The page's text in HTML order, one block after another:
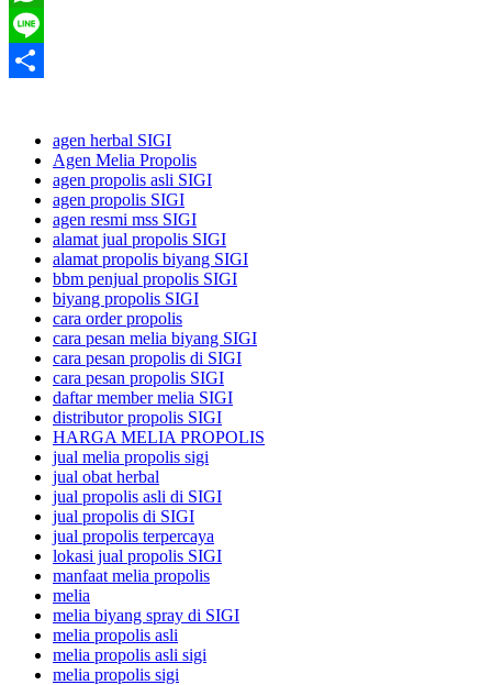
WhatsApp
Line
agen herbal SIGI
Agen Melia Propolis
agen propolis asli SIGI
agen propolis SIGI
agen resmi mss SIGI
alamat jual propolis SIGI
alamat propolis biyang SIGI
bbm penjual propolis SIGI
biyang propolis SIGI
cara order propolis
cara pesan melia biyang SIGI
cara pesan propolis di SIGI
cara pesan propolis SIGI
daftar member melia SIGI
distributor propolis SIGI
HARGA MELIA PROPOLIS
jual melia propolis sigi
jual obat herbal
jual propolis asli di SIGI
jual propolis di SIGI
jual propolis terpercaya
lokasi jual propolis SIGI
manfaat melia propolis
melia
melia biyang spray di SIGI
melia propolis asli
melia propolis asli sigi
melia propolis sigi